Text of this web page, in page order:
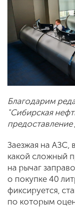
Благодарим
"Сибирская
Заезжая на АЗС,
какой сложный
на рычаг
о покупке 40
фиксируется,
по которым